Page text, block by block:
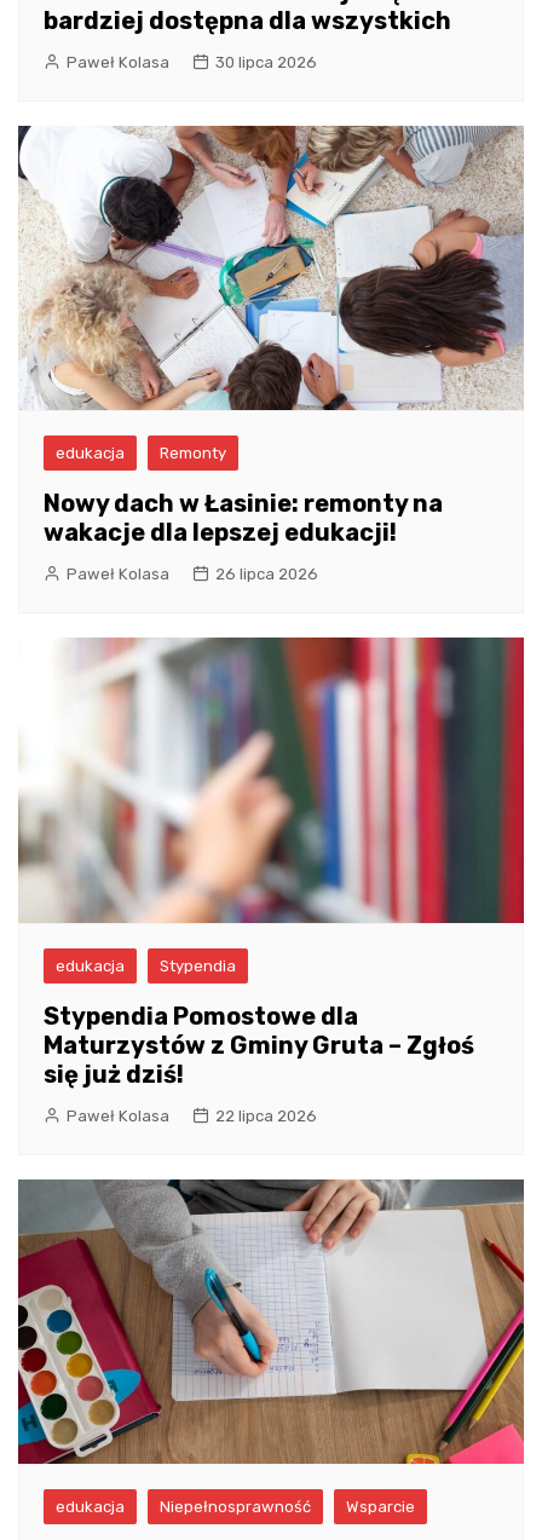
bardziej dostępna dla wszystkich
Paweł Kolasa 30 lipca 2026
edukacja Remonty
Nowy dach w Łasinie: remonty na
wakacje dla lepszej edukacji!
Paweł Kolasa 26 lipca 2026
edukacja Stypendia
Stypendia Pomostowe dla
Maturzystów z Gminy Gruta – Zgłoś
się już dziś!
Paweł Kolasa 22 lipca 2026
edukacja Niepełnosprawność Wsparcie